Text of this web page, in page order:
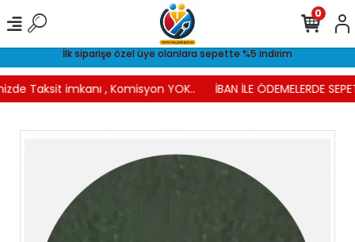
İlk siparişe özel üye olanlara sepette %5 indirim
Taksit imkanı , Komisyon YOK.. İBAN İLE ÖDEMELERDE
0